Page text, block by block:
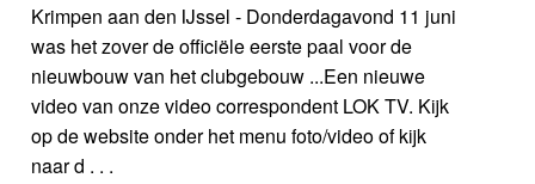
Krimpen aan den IJssel - Donderdagavond 11 juni
was het zover de officiële eerste paal voor de
nieuwbouw van het clubgebouw ...Een nieuwe
video van onze video correspondent LOK TV. Kijk
op de website onder het menu foto/video of kijk
naar d . . .